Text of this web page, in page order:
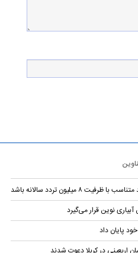
میلیون تردد سالانه باشد
پایان داد
اربعینی در کربلا دعوت شدند